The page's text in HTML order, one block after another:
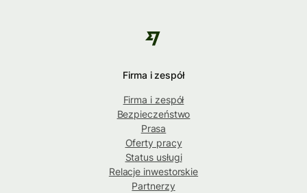
Firma i zespół
Firma i zespół
Bezpieczeństwo
Prasa
Oferty pracy
Status usługi
Relacje inwestorskie
Partnerzy